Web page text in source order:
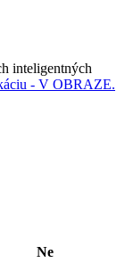
inteligentných
- V OBRAZE.
Ne